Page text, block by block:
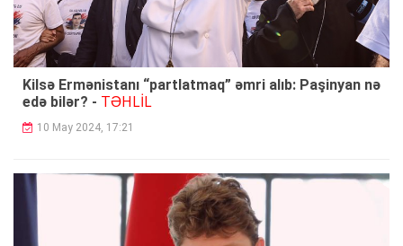
Kilsə Ermənistanı “partlatmaq” əmri alıb: Paşinyan nə
edə bilər? - TƏHLİL
10 May 2024, 17:21